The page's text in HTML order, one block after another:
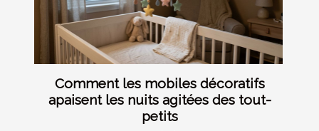
Comment les mobiles décoratifs
apaisent les nuits agitées des tout-
petits